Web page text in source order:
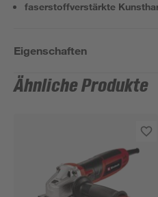
faserstoffverstärkte
Eigenschaften
Ähnliche Produkte